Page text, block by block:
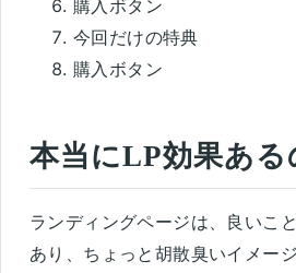
購入ボタン
今回だけの特典
購入ボタン
本当にLP効果ある
ランディングページは、良いこ
あり、ちょっと胡散臭いイメー